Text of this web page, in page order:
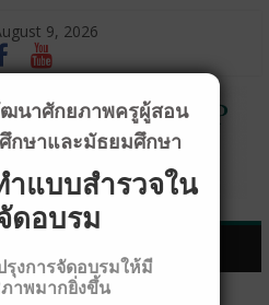
9, 2026
นาศักยภาพครูผู้สอน
กษาและมัธยมศึกษา
แบบสำรวจใน
ดอบรม
รุงการจัดอบรมให้มี
าพมากยิ่งขึ้น